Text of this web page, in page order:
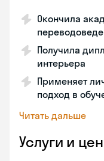
Окончила
Получила
интерьера
Применяет
подход в
Читать дальше
Услуги и